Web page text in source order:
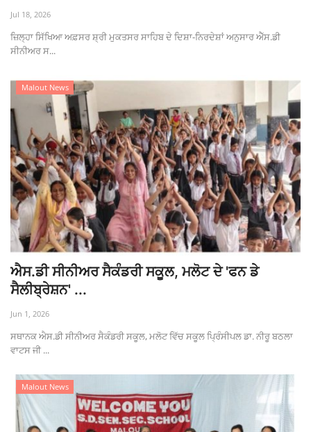
Jul 18, 2026
ਜ਼ਿਲ੍ਹਾ ਸਿੱਖਿਆ ਅਫ਼ਸਰ ਸ਼੍ਰੀ ਮੁਕਤਸਰ ਸਾਹਿਬ ਦੇ ਦਿਸ਼ਾ-ਨਿਰਦੇਸ਼ਾਂ ਅਨੁਸਾਰ ਐੱਸ.ਡੀ
ਸੀਨੀਅਰ ਸ...
Malout News
ਐਸ.ਡੀ ਸੀਨੀਅਰ ਸੈਕੰਡਰੀ ਸਕੂਲ, ਮਲੋਟ ਦੇ 'ਫਨ ਡੇ
ਸੈਲੀਬ੍ਰੇਸ਼ਨ' ...
Jun 1, 2026
ਸਥਾਨਕ ਐਸ.ਡੀ ਸੀਨੀਅਰ ਸੈਕੰਡਰੀ ਸਕੂਲ, ਮਲੋਟ ਵਿੱਚ ਸਕੂਲ ਪ੍ਰਿੰਸੀਪਲ ਡਾ. ਨੀਰੂ ਬਠਲਾ
ਵਾਟਸ ਜੀ ...
Malout News